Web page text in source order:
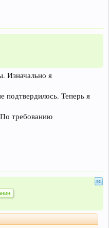
Изначально я
Теперь я
требованию